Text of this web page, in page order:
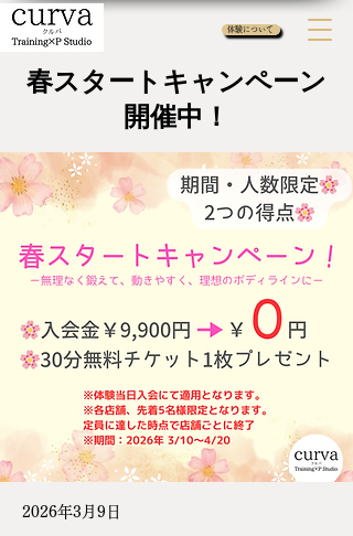
体験について
春スタートキャンペーン
開催中！
2026年3月9日